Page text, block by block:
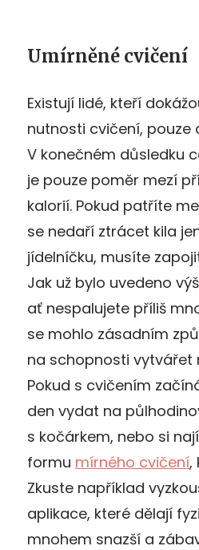
Umírněné cvičení
Existují lidé, kteří
nutnosti cvičení, pouze
V konečném důsledku
je pouze poměr mezí
kalorií. Pokud patříte
se nedaří ztrácet kila
jídelníčku, musíte
Jak už bylo uvedeno
ať nespalujete příliš
se mohlo zásadním
na schopnosti vytvářet
Pokud s cvičením
den vydat na
s kočárkem, nebo si
formu mírného cvičení,
Zkuste například
aplikace, které dělají
mnohem snazší a